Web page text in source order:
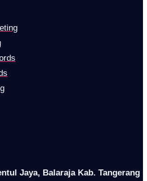
Jaya, Balaraja Kab. Tangerang